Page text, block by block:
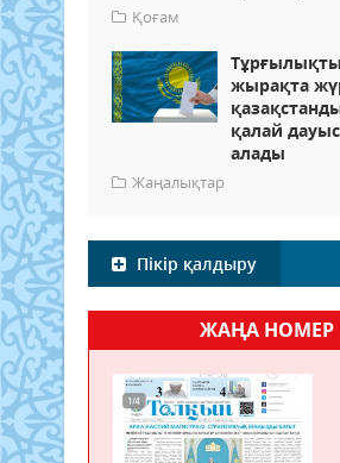
Қоғам
жырақта
қалай
алады
Жаңалықтар
Пікір қалдыру
ЖАҢА НОМЕР